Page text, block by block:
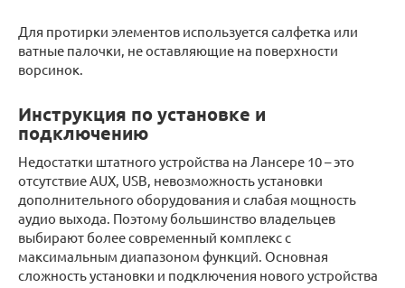
Для протирки элементов используется салфетка или
ватные палочки, не оставляющие на поверхности
ворсинок.
Инструкция по установке и
подключению
Недостатки штатного устройства на Лансере 10 – это
отсутствие AUX, USB, невозможность установки
дополнительного оборудования и слабая мощность
аудио выхода. Поэтому большинство владельцев
выбирают более современный комплекс с
максимальным диапазоном функций. Основная
сложность установки и подключения нового устройства